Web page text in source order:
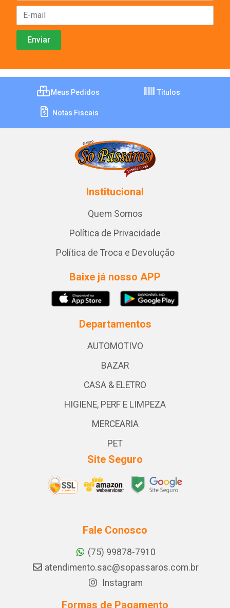
Meus Pedidos Títulos
Notas Fiscais
Institucional
Quem Somos
Política de Privacidade
Política de Troca e Devolução
Baixe já nosso APP
Departamentos
AUTOMOTIVO
BAZAR
CASA & ELETRO
HIGIENE, PERF E LIMPEZA
MERCEARIA
PET
Site Seguro
Fale Conosco
(75) 99878-7910
atendimento.sac@sopassaros.com.br
Instagram
Formas de Pagamento